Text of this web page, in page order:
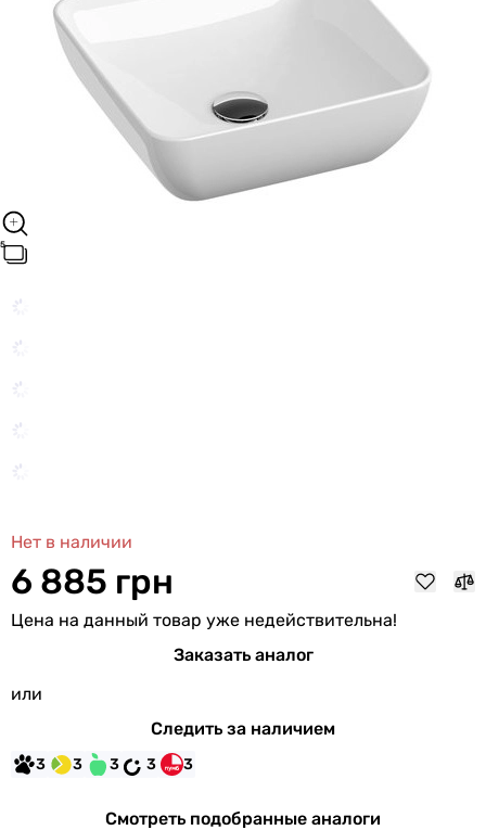
Нет в наличии
6 885 грн
Цена на данный товар уже недействительна!
Заказать аналог
или
Следить за наличием
3 3 3 3 3
Смотреть подобранные аналоги